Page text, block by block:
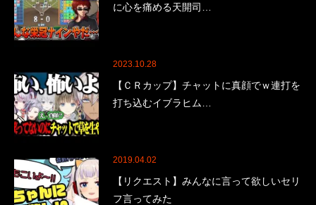
に心を痛める天開司…
2023.10.28
【ＣＲカップ】チャットに真顔でｗ連打を
打ち込むイブラヒム…
2019.04.02
【リクエスト】みんなに言って欲しいセリ
フ言ってみた